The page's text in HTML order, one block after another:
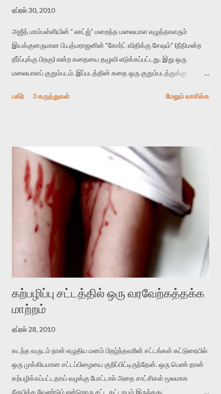
ஏப்ரல் 30, 2010
அஜீத் மாம்பள்ளியின் ” லாட்ஜ்” மறைந்த மலையாள எழுத்தாளரும்
இயக்குனருமான பி.பத்மராஜனின் ”கோர்ட் விதிக்கு சேஷம்” (நீதிமன்ற
தீர்ப்புக்கு பிறகு) என்ற கதையை தழுவி எடுக்கப்பட்டது. இது ஒரு
மலையாளப் குறும்படம். இப்படத்தின் கதை ஒரு குறும்படத்துக்கு
திறமையாகவும் கதைசொல்லலை கையாண்டுள்ளார். உதாரணமாக
சிறைக்கு செல்கிறான். இந்த அநீதியை தான் கதை பேசப் போகிறது
என்று நீங்கள் நினைத்தால் கதாநாயகி அறிமுகமாகி கதை ஓட்டத்தை
தன் பக்கம் திருப்பிக் கொள்கிறாள். அவள் பாலியல் ஒழுக்கங்களுக்கு
கட்டுப்படாதவள். “உலகின் மாபெரும் உணர்ச்சி பசி எனப்படுகிறது. அது
உண்மையல்ல. உலகில் இரு உணர்வுகள் உள்ளன. ஒன்று சுகம். மற்றொன்று
துக்கம்.” என்கிறாள். ஏறத்தாழ பத்மராஜனின் பெண் பாத்திரங்கள் இப்படி
பாலியல் ஒழுக்கங்களை மீறி எழ எத்தனிப்பவர்களே. அவர்கள்
ஆண்மையின் அதிகார தழலுக்குள் விழுந்து விடாமல் இருப்பதில் மிக
பகிர் 3 கருத்துகள் மேலும் வாசிக்க
கற்பழிப்பு சட்டத்தில் ஒரு வரவேற்கத்தக்க
மாற்றம்
ஏப்ரல் 28, 2010
கடந்த வருடம் நான் எழுதிய மனம் பிறழ்ந்தவரின் சட்டங்கள் கட்டுரையில்
ஒரு முக்கியமான சட்டப்பிழையை குறிப்பிட்டிருந்தேன். ஒரு பெண் தான்
கற்பழிக்கப்பட்டதாய் வழக்கு போட்டால் அதை சாட்சிகள் மூலமாக
நீரூபிக்க வேண்டும் என்றொரு சட்ட கட்டாயம் இருந்தது.